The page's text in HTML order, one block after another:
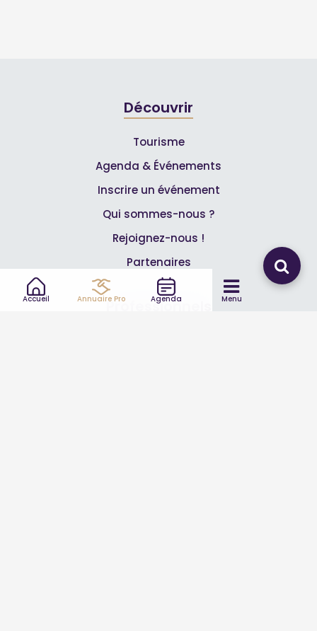
Accueil Annuaire Pro Agenda Menu
Découvrir
Tourisme
Agenda & Événements
Inscrire un événement
Qui sommes-nous ?
Rejoignez-nous !
Partenaires
Professionnels